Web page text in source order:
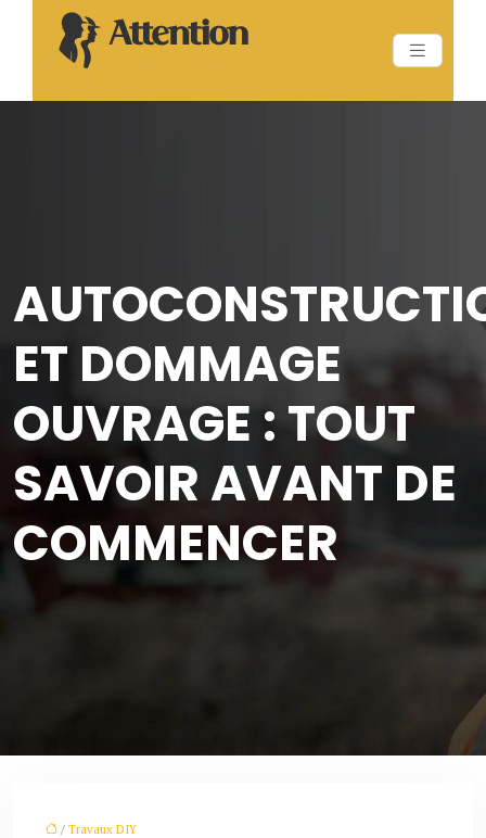
ET DOMMAGE
OUVRAGE : TOUT
SAVOIR AVANT DE
COMMENCER
/ Travaux DIY